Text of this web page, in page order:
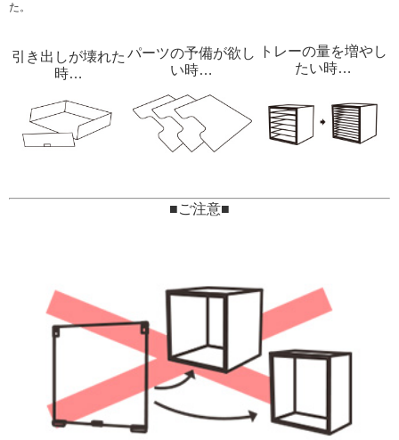
概要
い合わせ
た。
引き出しが壊れた
時…
パーツの予備が欲し
い時…
トレーの量を増やし
たい時…
■ご注意■